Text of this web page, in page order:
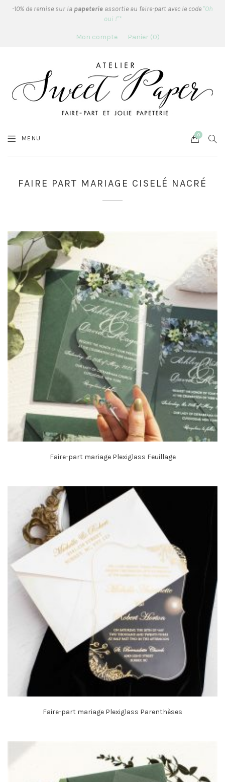
-10% de remise sur la papeterie assortie au faire-part avec le code "Oh
oui !"*
Mon compte Panier 0
MENU Cart
0
FAIRE PART MARIAGE CISELÉ NACRÉ
Faire-part mariage Plexiglass Feuillage
Faire-part mariage Plexiglass Parenthèses